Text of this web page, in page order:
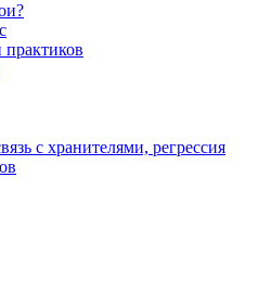
с хранителями, регрессия